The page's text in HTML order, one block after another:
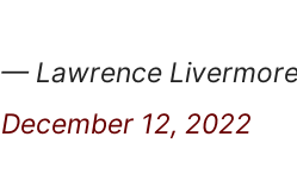
— Lawrence
December 12, 2022